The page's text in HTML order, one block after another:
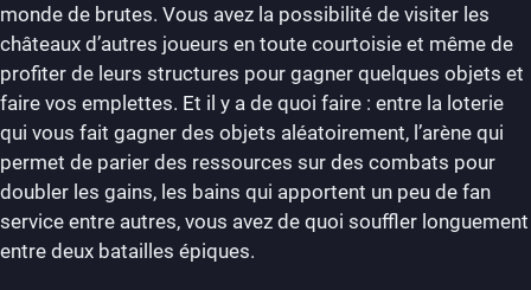
monde de brutes. Vous avez la possibilité de visiter les
châteaux d’autres joueurs en toute courtoisie et même de
profiter de leurs structures pour gagner quelques objets et
faire vos emplettes. Et il y a de quoi faire : entre la loterie
qui vous fait gagner des objets aléatoirement, l’arène qui
permet de parier des ressources sur des combats pour
doubler les gains, les bains qui apportent un peu de fan
service entre autres, vous avez de quoi souffler longuement
entre deux batailles épiques.